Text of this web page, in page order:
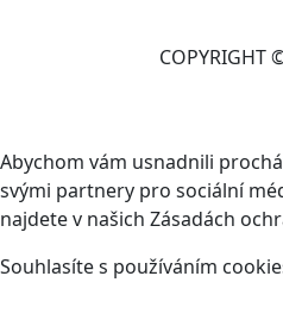
COPYRIGHT
Abychom vám usnadnili
svými partnery pro sociální
najdete v našich Zásadách
Souhlasíte s používáním